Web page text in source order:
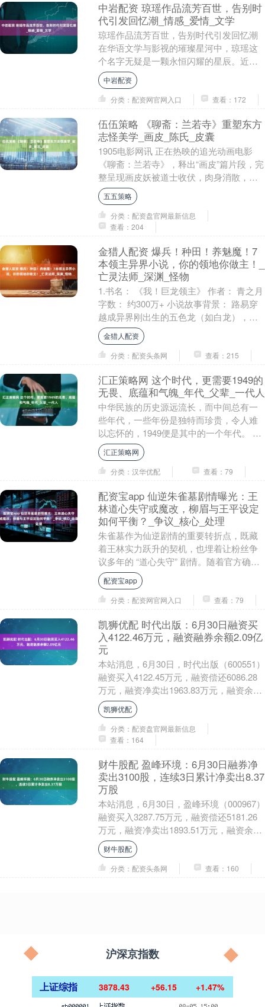
中岩配资 琼瑶作品流芳百世，告别时
代引发回忆潮_情感_爱情_文学
琼瑶作品流芳百世，告别时代引发回忆潮
在华语文学与影视的璀璨星河中，琼瑶这
个名字无疑是一颗永恒闪耀的星辰。近
日，随着琼瑶女士的离世消息传来，不仅
文学界与影视圈为....
中岩配资
分类：配资网官网入口
查看：172
伍伍策略 《聊斋：兰若寺》重塑东方
志怪美学_画皮_陈氏_皮囊
1905电影网讯 正在热映的追光动画电影
《聊斋：兰若寺》，释出“画皮”篇片段，完
整呈现画皮妖被道士收伏，肉身消散，与
王大郎妻子陈氏对视的名场面，惊心动魄
的东方志....
五五策略
分类：配资盘官网最新信息
查看：204
金猎人配资 爆兵！种田！养魅魔！7
本领主异界小说，你的领地你做主！_
亡灵法师_深渊_怪物
1.书名： 《我！巨龙领主》 作者： 青之月
字数： 约300万+ 小说故事背景： 路易穿
越成异界刚出生的五色龙（如白龙），激
活领主系统。从占据贫瘠山谷开始，收....
金猎人配资
分类：配资头条网
查看：215
汇正策略网 这个时代，更需要1949的
无畏、底蕴和气魄_年代_父辈_一代人
中华民族的历史源远流长，而中间总有一
些年代，一些年份是独特而珍贵，令人难
以忘怀的，1949便是其中的一个年代。 那
个年代，对我们普通人来说，是经历了天
翻地覆改变....
汇正策略网
分类：汉华优配
查看：79
配资宝app 仙逆朱雀墓剧情曝光：王
林道心失守或魔改，柳眉与王平设定
如何平衡？_争议_核心_处理
朱雀墓作为仙逆剧情的重要转折点，既藏
着王林实力跃升的契机，也埋着让粉丝争
议多年的 “道心失守” 剧情。随着官方确认
该篇章通过审核，“王林与柳眉的纠
葛”、“王平的....
配资宝app
分类：配资网官网入口
查看：79
凯狮优配 时代出版：6月30日融资买
入4122.46万元，融资融券余额2.09亿
元
本站消息，6月30日，时代出版（600551）
融资买入4122.45万元，融资偿还6086.28
万元，融资净卖出1963.83万元，融资余额
2.09亿元。 融券....
凯狮优配
分类：配资盘官网最新信息
查看：164
财牛股配 盈峰环境：6月30日融券净
卖出3100股，连续3日累计净卖出8.37
万股
本站消息，6月30日，盈峰环境（000967）
融资买入3287.75万元，融资偿还5181.26
万元，融资净卖出1893.51万元，融资余额
4.74亿元。 融券....
财牛股配
分类：配资头条网
查看：160
沪深京指数
上证综指 3878.43 +56.15 +1.47%